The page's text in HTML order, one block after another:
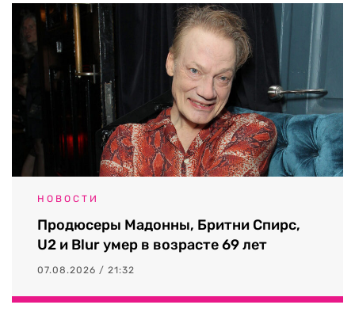
НОВОСТИ
Продюсеры Мадонны, Бритни Спирс,
U2 и Blur умер в возрасте 69 лет
07.08.2026 / 21:32